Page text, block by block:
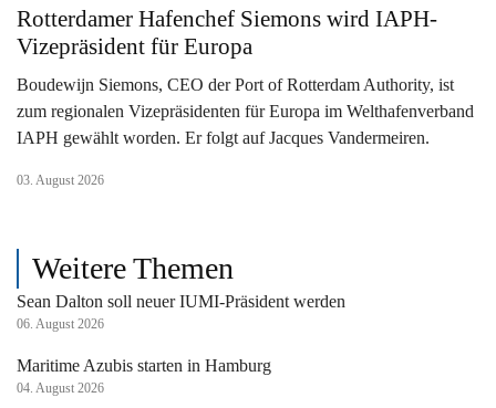
Rotterdamer Hafenchef Siemons wird IAPH-
Vizepräsident für Europa
Boudewijn Siemons, CEO der Port of Rotterdam Authority, ist
zum regionalen Vizepräsidenten für Europa im Welthafenverband
IAPH gewählt worden. Er folgt auf Jacques Vandermeiren.
03. August 2026
Weitere Themen
Sean Dalton soll neuer IUMI-Präsident werden
06. August 2026
Maritime Azubis starten in Hamburg
04. August 2026